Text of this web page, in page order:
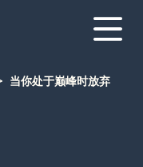
当你处于巅峰时放弃